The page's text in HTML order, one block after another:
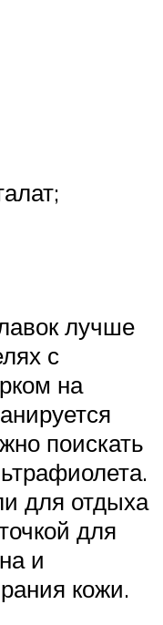
лучше
с
на
поискать
для отдыха
для
и
кожи.